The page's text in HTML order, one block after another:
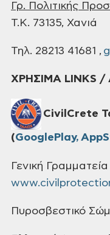
Γρ. Πολιτικής
Τ.Κ. 73135, Χανιά
Τηλ. 28213 41681 ,
ΧΡΗΣΙΜΑ LINKS /
CivilCrete
(GooglePlay,
Γενική
Πυροσβεστικό